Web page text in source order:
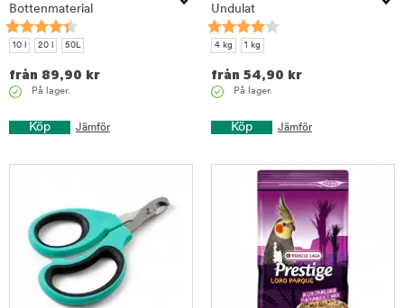
Bottenmaterial
10 l 20 l 50L
från 89,90 kr
På lager.
Köp Jämför
Undulat
4 kg 1 kg
från 54,90 kr
På lager.
Köp Jämför